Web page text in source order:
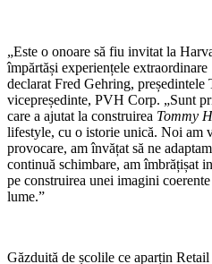
„Este o onoare să fiu invitat la
împărtăși experiențele
declarat Fred Gehring,
vicepreședinte, PVH Corp. „Sunt
care a ajutat la construirea Tommy
lifestyle, cu o istorie unică. Noi am
provocare, am învățat să ne
continuă schimbare, am îmbrățișat
pe construirea unei imagini
lume.”
Găzduită de școlile ce aparțin